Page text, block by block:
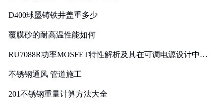
D400球墨铸铁井盖重多少
覆膜砂的耐高温性能如何
RU7088R功率MOSFET特性解析及其在可调电源设计中的
不锈钢通风 管道施工
201不锈钢重量计算方法大全